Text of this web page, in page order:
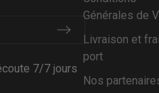
7/7 jours
Générales de
Livraison et
port
Nos